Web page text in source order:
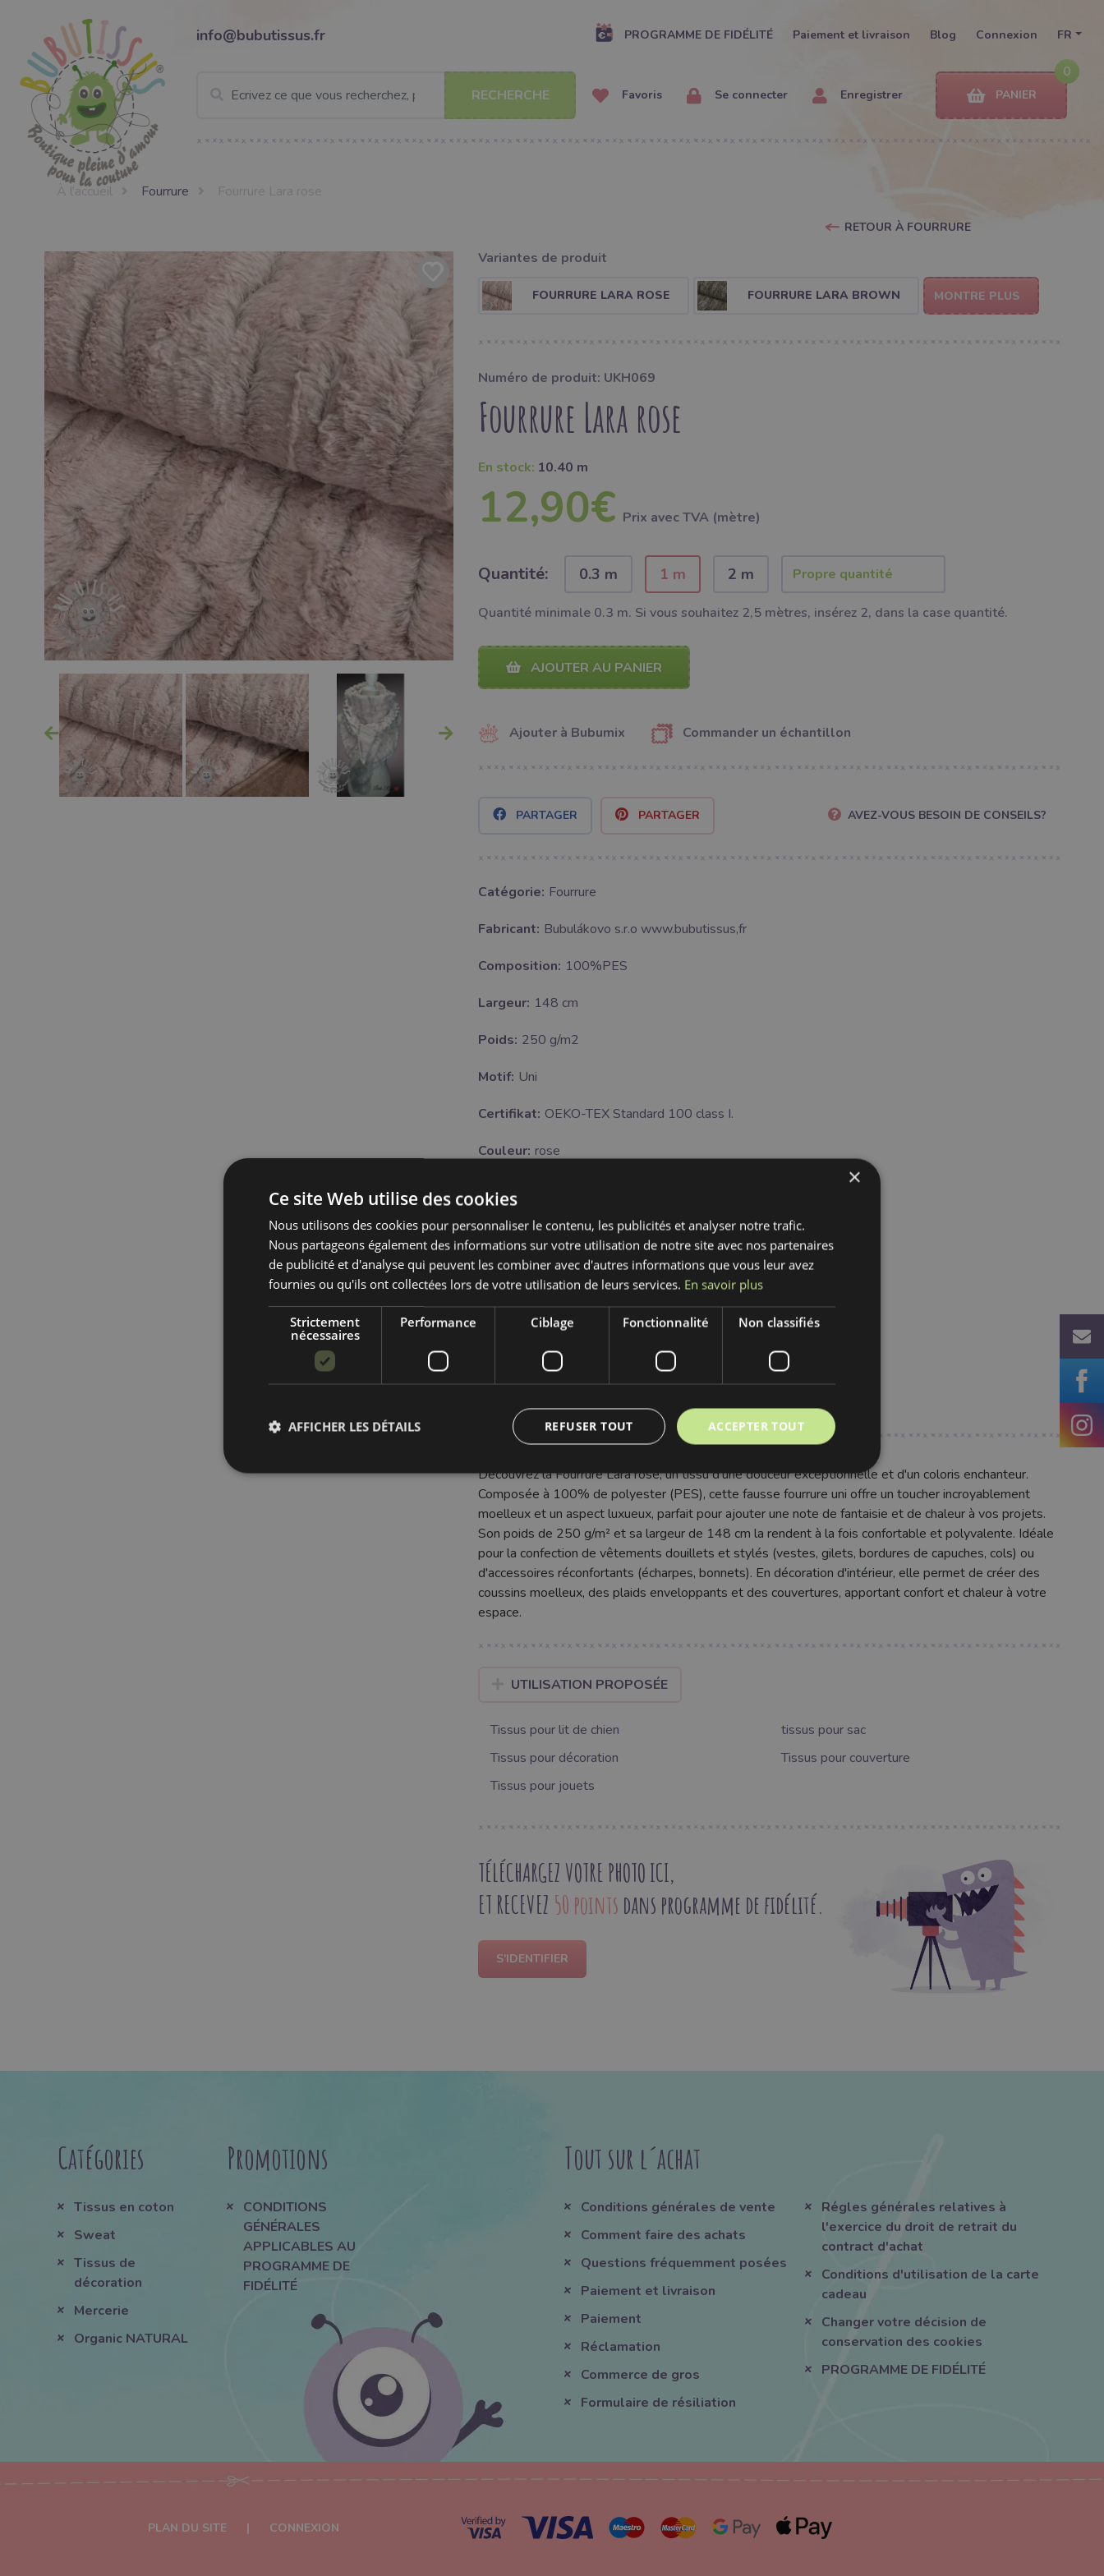
info@bubutissus.fr PROGRAMME DE FIDÉLITÉ Paiement et livraison Blog Connexion FR
RECHERCHE Favoris Se connecter Enregistrer
0
PANIER
À l'accueil Fourrure
RETOUR À FOURRURE
Variantes de produit
FOURRURE LARA ROSE FOURRURE LARA BROWN MONTRE PLUS
Numéro de produit: UKH069
Fourrure Lara rose
En stock: 10.40 m
12,90€ Prix ​​avec TVA (mètre)
Quantité: 0.3 m 1 m 2 m
Quantité minimale 0.3 m. Si vous souhaitez 2,5 mètres, insérez 2, dans la case quantité.
AJOUTER AU PANIER
Ajouter à Bubumix Commander un échantillon
PARTAGER PARTAGER AVEZ-VOUS BESOIN DE CONSEILS?
Catégorie: Fourrure
Fabricant: Bubulákovo s.r.o www.bubutissus,fr
Composition: 100%PES
Largeur: 148 cm
Poids: 250 g/m2
Motif: Uni
Certifikat: OEKO-TEX Standard 100 class I.
Couleur: rose
Traitement:
U ne pas sécher à machine
H Blanchiment interdit
K nettoyage à sec interdit
lavage à 30°C
C
Découvrez la Fourrure Lara rose, un tissu d'une douceur exceptionnelle et d'un coloris enchanteur.
Composée à 100% de polyester (PES), cette fausse fourrure uni offre un toucher incroyablement
moelleux et un aspect luxueux, parfait pour ajouter une note de fantaisie et de chaleur à vos projets.
Son poids de 250 g/m² et sa largeur de 148 cm la rendent à la fois confortable et polyvalente. Idéale
pour la confection de vêtements douillets et stylés (vestes, gilets, bordures de capuches, cols) ou
d'accessoires réconfortants (écharpes, bonnets). En décoration d'intérieur, elle permet de créer des
coussins moelleux, des plaids enveloppants et des couvertures, apportant confort et chaleur à votre
espace.
UTILISATION PROPOSÉE
Tissus pour lit de chien
tissus pour sac
Tissus pour décoration
Tissus pour couverture
Tissus pour jouets
TÉLÉCHARGEZ VOTRE PHOTO ICI,
ET RECEVEZ 50 points dans programme de fidélité.
S'IDENTIFIER
Catégories
Tissus en coton
Sweat
Tissus de
décoration
Mercerie
Organic NATURAL
Promotions
CONDITIONS
GÉNÉRALES
APPLICABLES AU
PROGRAMME DE
FIDÉLITÉ
Tout sur l´achat
Conditions générales de vente
Comment faire des achats
Questions fréquemment posées
Paiement et livraison
Paiement
Réclamation
Commerce de gros
Formulaire de résiliation
Régles générales relatives à
l'exercice du droit de retrait du
contract d'achat
Conditions d'utilisation de la carte
cadeau
Changer votre décision de
conservation des cookies
PROGRAMME DE FIDÉLITÉ
PLAN DU SITE | CONNEXION
×
Ce site Web utilise des cookies
Nous utilisons des cookies pour personnaliser le contenu, les publicités et analyser notre trafic.
Nous partageons également des informations sur votre utilisation de notre site avec nos partenaires
de publicité et d'analyse qui peuvent les combiner avec d'autres informations que vous leur avez
fournies ou qu'ils ont collectées lors de votre utilisation de leurs services. En savoir plus
Strictement
nécessaires
Performance Ciblage Fonctionnalité Non classifiés
ACCEPTER TOUT
REFUSER TOUT
AFFICHER LES DÉTAILS